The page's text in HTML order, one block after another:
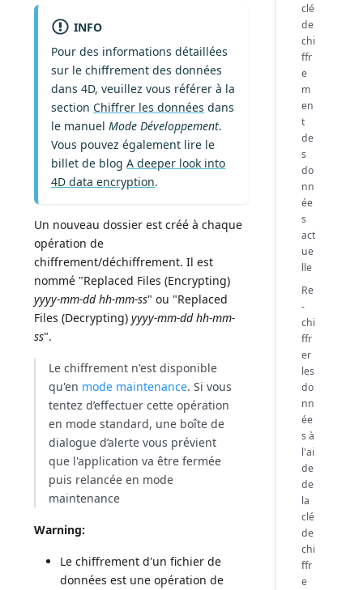
INFO
Pour des informations détaillées
sur le chiffrement des données
dans 4D, veuillez vous référer à la
section Chiffrer les données dans
le manuelMode Développement.
Vous pouvez également lire le
billet de blogA deeper look into
4D data encryption.
Un nouveau dossier est créé à chaque
opération de
chiffrement/déchiffrement. Il est
nommé "Replaced Files (Encrypting)
yyyy-mm-dd hh-mm-ss" ou "Replaced
Files (Decrypting)yyyy-mm-dd hh-mm-
ss".
Le chiffrement n'est disponible
qu'en mode maintenance. Si vous
tentez d’effectuer cette opération
en mode standard, une boîte de
dialogue d’alerte vous prévient
que l'application va être fermée
puis relancée en mode
maintenance
Warning:
Le chiffrement d'un fichier de
données est une opération de
clé
de
chi
ffr
e
m
en
t
de
s
do
nn
ée
s
act
ue
lle
Re
-
chi
ffr
er
les
do
nn
ée
s à
l'ai
de
de
la
clé
de
chi
ffr
e